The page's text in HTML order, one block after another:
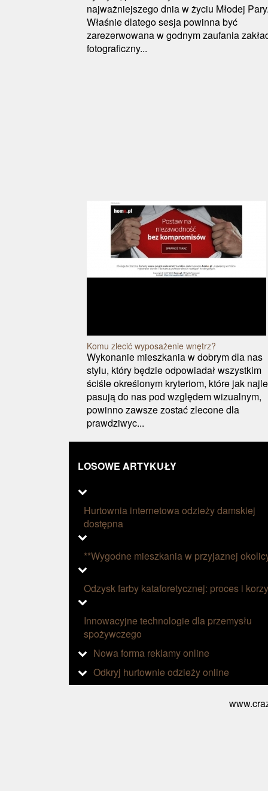
najważniejszego dnia w życiu Młodej
Właśnie dlatego sesja powinna być
zarezerwowana w godnym zaufania
fotograficzny...
Komu zlecić wyposażenie wnętrz?
Wykonanie mieszkania w dobrym dla nas
stylu, który będzie odpowiadał wszystkim
ściśle określonym kryteriom, które jak
pasują do nas pod względem wizualnym,
powinno zawsze zostać zlecone dla
prawdziwyc...
LOSOWE ARTYKUŁY
Hurtownia internetowa odzieży damskiej
dostępna
**Wygodne mieszkania w przyjaznej
Odzysk farby kataforetycznej: proces i
Innowacyjne technologie dla przemysłu
spożywczego
Nowa forma reklamy online
Odkryj hurtownie odzieży online